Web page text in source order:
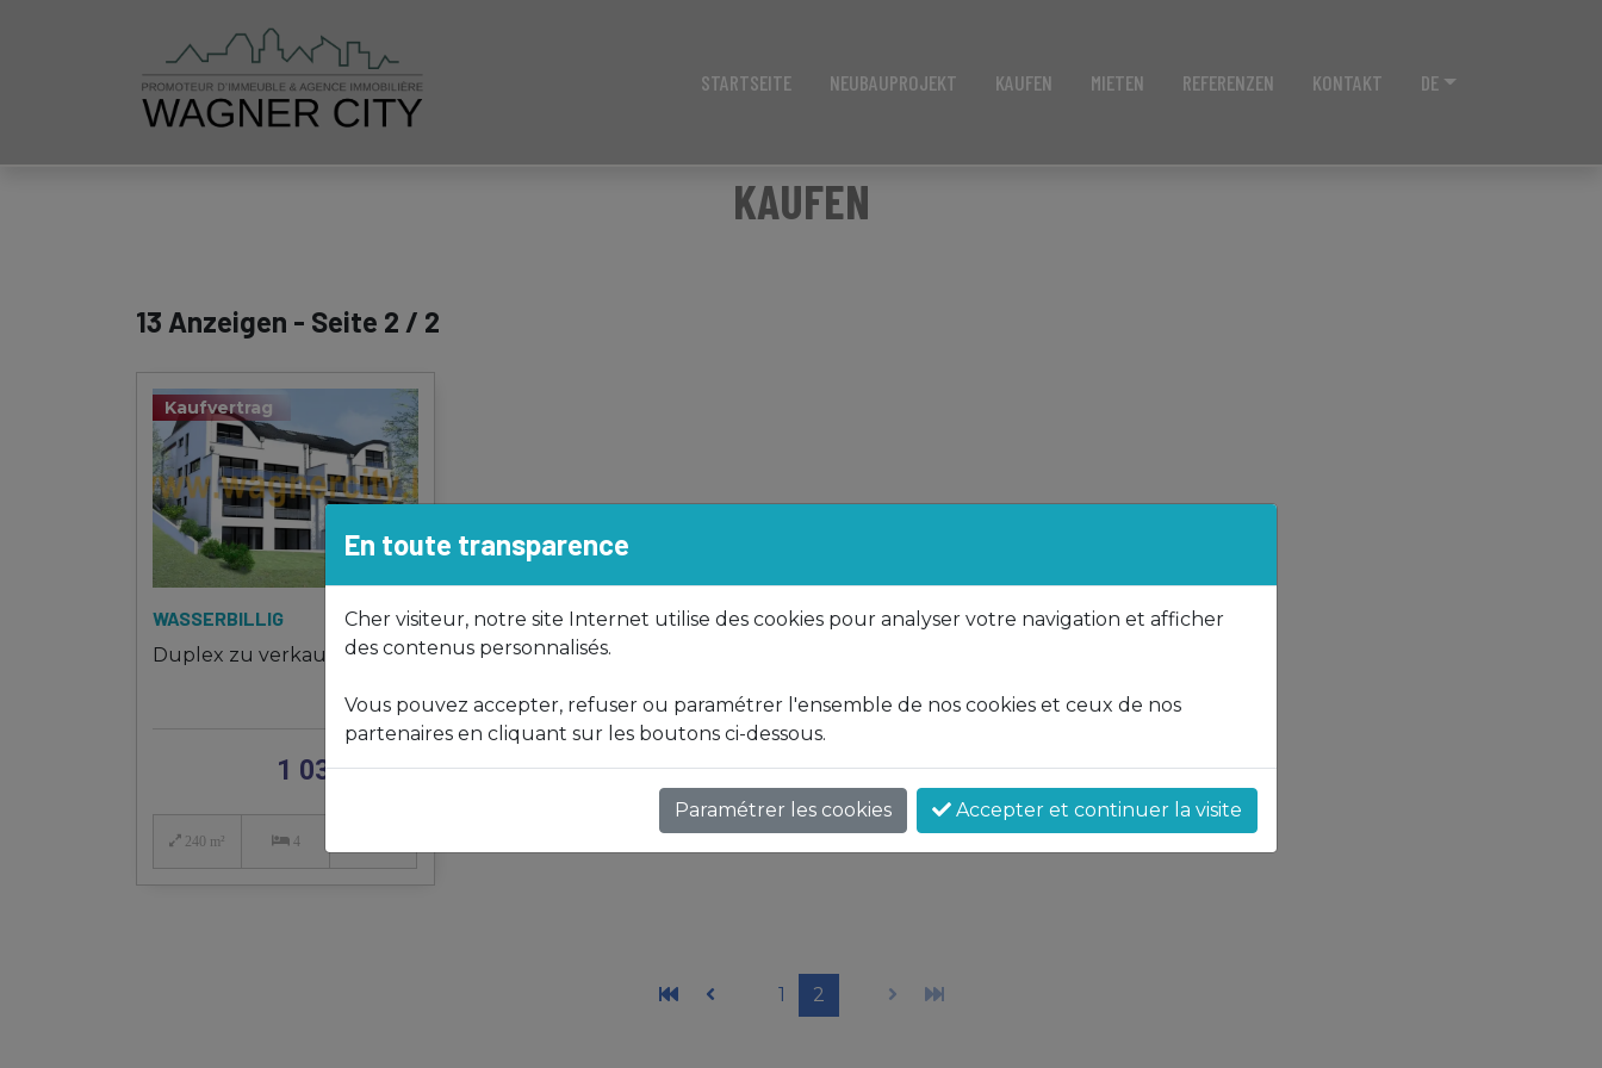
STARTSEITE NEUBAUPROJEKT KAUFEN MIETEN REFERENZEN KONTAKT DE
KAUFEN
13 Anzeigen - Seite 2 / 2
Kaufvertrag
WASSERBILLIG
Duplex zu verkaufen
1 030 000€
240 m² 4
1 2
En toute transparence
Cher visiteur, notre site Internet utilise des cookies pour analyser votre navigation et afficher
des contenus personnalisés.
Vous pouvez accepter, refuser ou paramétrer l'ensemble de nos cookies et ceux de nos
partenaires en cliquant sur les boutons ci-dessous.
Paramétrer les cookies Accepter et continuer la visite